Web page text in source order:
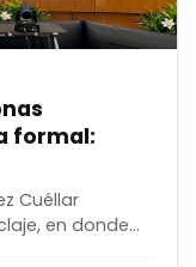
formal:
Cuéllar
en donde...